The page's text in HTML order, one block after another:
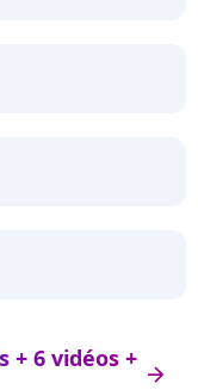
arrow_right
+ 6 vidéos +